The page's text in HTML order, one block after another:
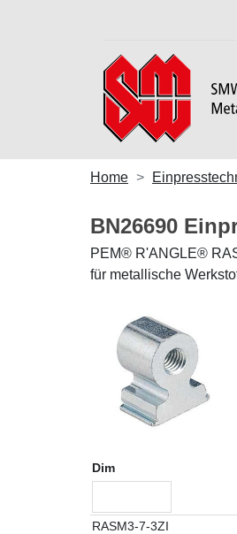
Home
BN26690
PEM® R'ANGLE®
für metallische
Dim
RASM3-7-3ZI